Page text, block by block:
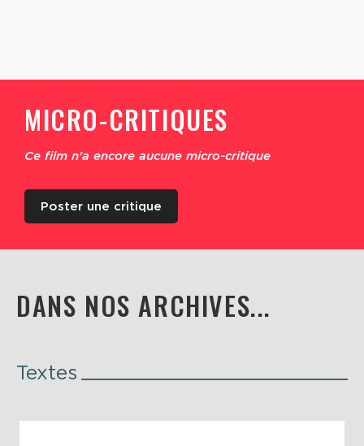
MICRO-CRITIQUES
Ce film n'a encore aucune micro-critique
Poster une critique
DANS NOS ARCHIVES...
Textes